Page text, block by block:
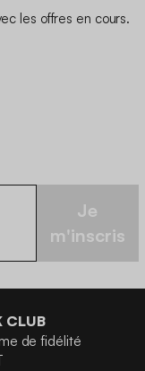
les offres en cours.
Je
m'inscris
CLUB
de fidélité